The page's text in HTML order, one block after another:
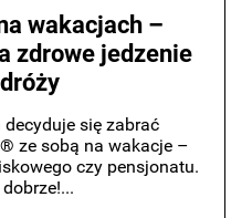
wakacjach –
zdrowe jedzenie
się zabrać
ze sobą na wakacje –
czy pensjonatu.